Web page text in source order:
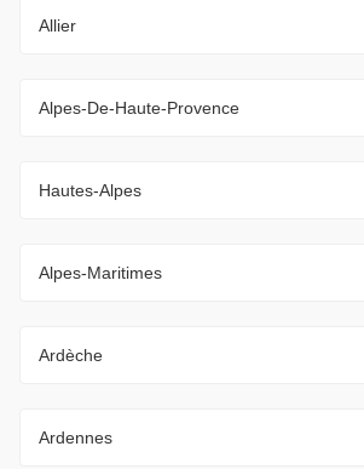
Allier
Alpes-De-Haute-Provence
Hautes-Alpes
Alpes-Maritimes
Ardèche
Ardennes